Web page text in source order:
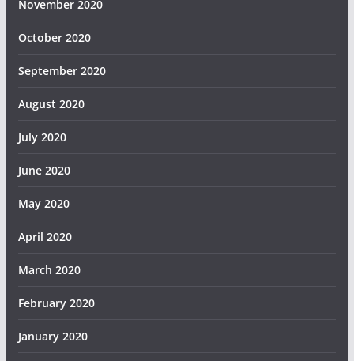
November 2020
October 2020
September 2020
August 2020
July 2020
June 2020
May 2020
April 2020
March 2020
February 2020
January 2020